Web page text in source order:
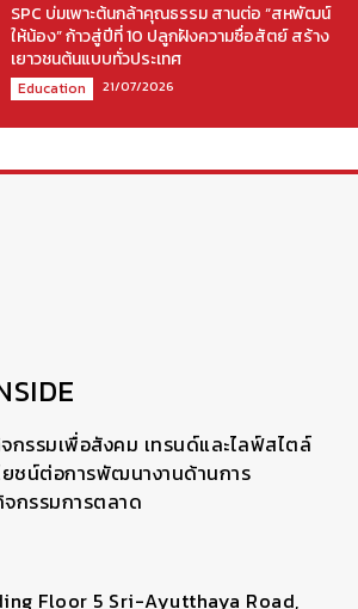
SPC บ่มเพาะต้นกล้าคุณธรรม สานต่อ “สหพัฒน์
ให้น้อง” ก้าวสู่ปีที่ 10 ปลูกฝังความซื่อสัตย์ สร้าง
เยาวชนต้นแบบทั่วประเทศ
Education 21/07/2026
กรรมเพื่อสังคม เทรนด์และไลฟ์สไตล์
ยชน์ต่อการพัฒนางานด้านการ
กรรมการตลาด
Floor 5 Sri-Ayutthaya Road,